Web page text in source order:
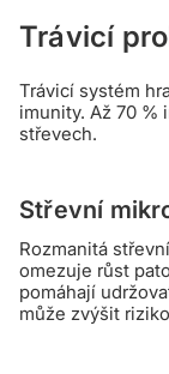
Trávicí
Trávicí systém
imunity. Až 70 %
střevech.
Střevní
Rozmanitá
omezuje růst
pomáhají
může zvýšit